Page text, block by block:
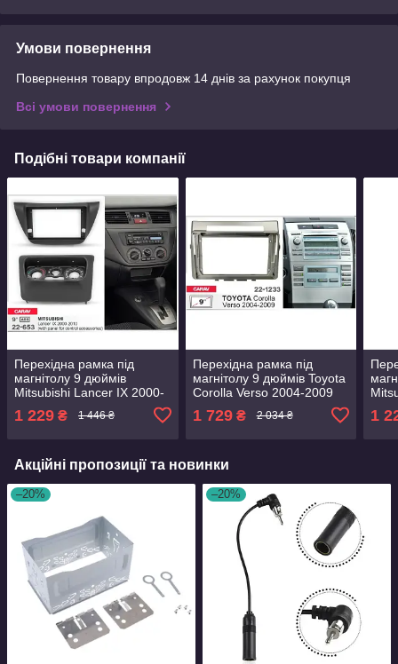
Умови повернення
Повернення товару впродовж 14 днів за рахунок покупця
Всі умови повернення
Подібні товари компанії
Перехідна рамка під
магнітолу 9 дюймів
Mitsubishi Lancer IX 2000-
2010 Carav 22-653 Рамка
для магнітоли на для
1 229 ₴ 1 446 ₴
Перехідна рамка під
магнітолу 9 дюймів Toyota
Corolla Verso 2004-2009
магнітоли на Тойота версо
1 729₴ 2 034 ₴ 1
Акційні пропозиції та новинки
–20% –20%